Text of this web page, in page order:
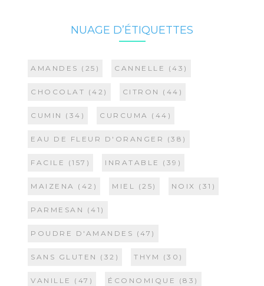
NUAGE D’ÉTIQUETTES
AMANDES (25) CANNELLE (43)
CHOCOLAT (42) CITRON (44)
CUMIN (34) CURCUMA (44)
EAU DE FLEUR D'ORANGER (38)
FACILE (157) INRATABLE (39)
MAIZENA (42) MIEL (25) NOIX (31)
PARMESAN (41)
POUDRE D'AMANDES (47)
SANS GLUTEN (32) THYM (30)
VANILLE (47) ÉCONOMIQUE (83)